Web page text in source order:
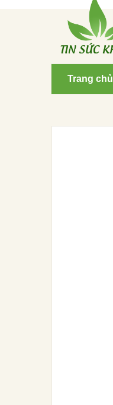
Trang chủ